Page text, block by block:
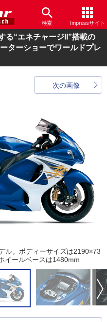
検索 Impressサイト
る“エネチャージII”搭載の
ターショーでワールドプレ
次の画像
ル。ボディーサイズは2190×73
イールベースは1480mm